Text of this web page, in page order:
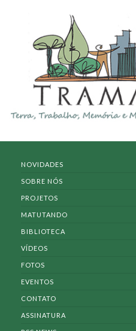
NOVIDADES
SOBRE NÓS
PROJETOS
MATUTANDO
BIBLIOTECA
VÍDEOS
FOTOS
EVENTOS
CONTATO
ASSINATURA